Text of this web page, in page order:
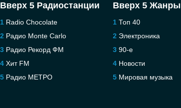
Вверх 5 Радиостанции
Radio Chocolate
Радио Monte Carlo
Радио Рекорд ФМ
Хит FM
Радио МЕТРО
Вверх 5 Жанры
Топ 40
Электроника
90-е
Новости
Мировая музыка